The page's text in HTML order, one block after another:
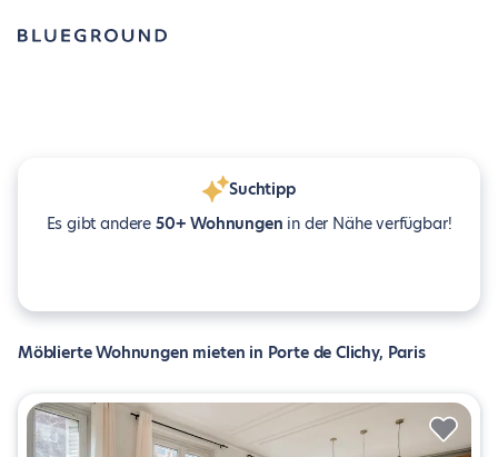
Suchtipp
Es gibt andere 50+ Wohnungen in der Nähe verfügbar!
Möblierte Wohnungen mieten in Porte de Clichy, Paris